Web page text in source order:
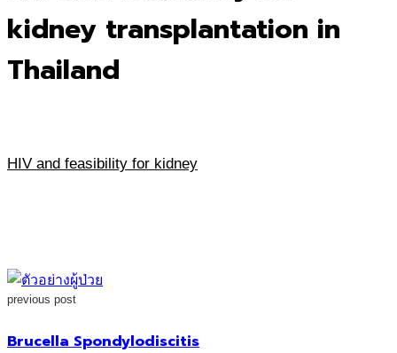
kidney transplantation in
Thailand
HIV and feasibility for kidney
previous post
Brucella Spondylodiscitis